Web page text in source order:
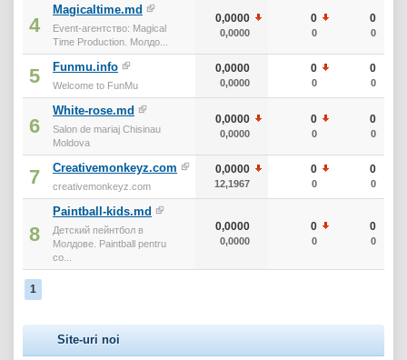
4
Magicaltime.md
Event-агентство: Magical
Time Production. Молдо...
0,0000
0,0000
0
0
0
0
5 Funmu.info
Welcome to FunMu
0,0000
0,0000
0
0
0
0
6
White-rose.md
Salon de mariaj Chisinau
Moldova
0,0000
0,0000
0
0
0
0
7 Creativemonkeyz.com
creativemonkeyz.com
0,0000
12,1967
0
0
0
0
8
Paintball-kids.md
Детский пейнтбол в
Молдове. Paintball pentru
co...
0,0000
0,0000
0
0
0
0
1
Site-uri noi